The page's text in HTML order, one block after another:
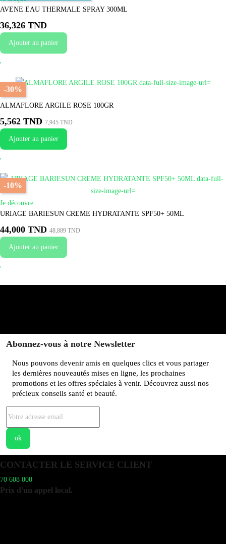
AVENE EAU THERMALE SPRAY 300ML
36,326 TND
Ajouter au panier
-30%
ALMAFLORE ARGILE ROSE 100GR
5,562 TND 7,945 TND
Ajouter au panier
-10%
Je découvre
URIAGE BARIESUN CREME HYDRATANTE SPF50+ 50ML
44,000 TND 48,889 TND
Ajouter au panier
Abonnez-vous à notre Newsletter
Nous pouvons devenir amis en quelques clics et vous partager
les dernières nouveautés mises en ligne, les prochaines
promotions et les offres spéciales à venir. Découvrez aussi nos
précieux conseils santé et beauté.
CONTACTER LE SERVICE CLIENT
70 608 000
Prix d'un appel local.